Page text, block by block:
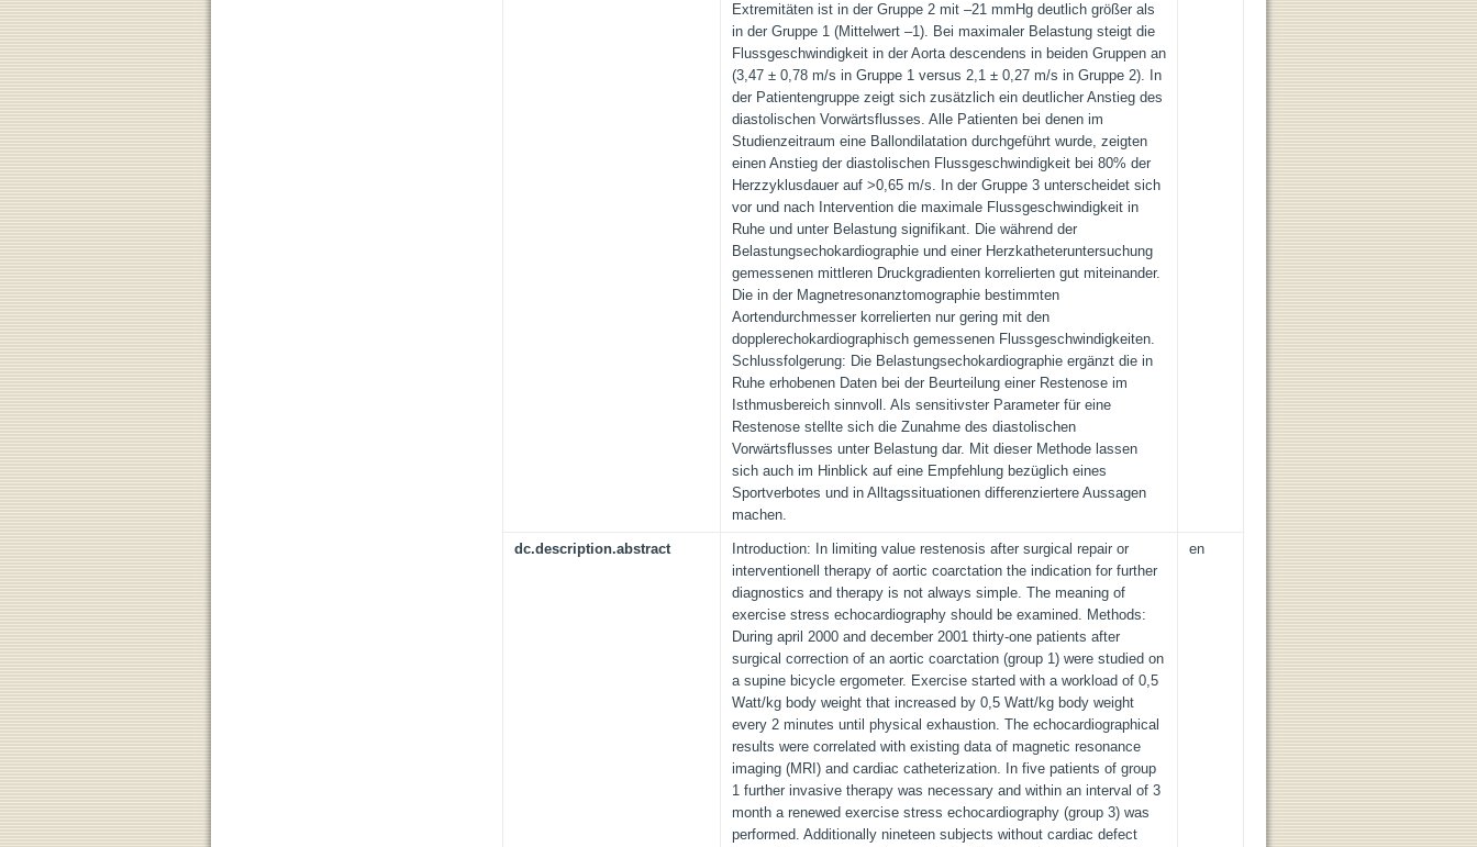
Extremitäten ist in der Gruppe 2 mit –21 mmHg deutlich größer als
in der Gruppe 1 (Mittelwert –1). Bei maximaler Belastung steigt die
Flussgeschwindigkeit in der Aorta descendens in beiden Gruppen an
(3,47 ± 0,78 m/s in Gruppe 1 versus 2,1 ± 0,27 m/s in Gruppe 2). In
der Patientengruppe zeigt sich zusätzlich ein deutlicher Anstieg des
diastolischen Vorwärtsflusses. Alle Patienten bei denen im
Studienzeitraum eine Ballondilatation durchgeführt wurde, zeigten
einen Anstieg der diastolischen Flussgeschwindigkeit bei 80% der
Herzzyklusdauer auf >0,65 m/s. In der Gruppe 3 unterscheidet sich
vor und nach Intervention die maximale Flussgeschwindigkeit in
Ruhe und unter Belastung signifikant. Die während der
Belastungsechokardiographie und einer Herzkatheteruntersuchung
gemessenen mittleren Druckgradienten korrelierten gut miteinander.
Die in der Magnetresonanztomographie bestimmten
Aortendurchmesser korrelierten nur gering mit den
dopplerechokardiographisch gemessenen Flussgeschwindigkeiten.
Schlussfolgerung: Die Belastungsechokardiographie ergänzt die in
Ruhe erhobenen Daten bei der Beurteilung einer Restenose im
Isthmusbereich sinnvoll. Als sensitivster Parameter für eine
Restenose stellte sich die Zunahme des diastolischen
Vorwärtsflusses unter Belastung dar. Mit dieser Methode lassen
sich auch im Hinblick auf eine Empfehlung bezüglich eines
Sportverbotes und in Alltagssituationen differenziertere Aussagen
machen.
dc.description.abstract
Introduction: In limiting value restenosis after surgical repair or
interventionell therapy of aortic coarctation the indication for further
diagnostics and therapy is not always simple. The meaning of
exercise stress echocardiography should be examined. Methods:
During april 2000 and december 2001 thirty-one patients after
surgical correction of an aortic coarctation (group 1) were studied on
a supine bicycle ergometer. Exercise started with a workload of 0,5
Watt/kg body weight that increased by 0,5 Watt/kg body weight
every 2 minutes until physical exhaustion. The echocardiographical
results were correlated with existing data of magnetic resonance
imaging (MRI) and cardiac catheterization. In five patients of group
1 further invasive therapy was necessary and within an interval of 3
month a renewed exercise stress echocardiography (group 3) was
performed. Additionally nineteen subjects without cardiac defect
en